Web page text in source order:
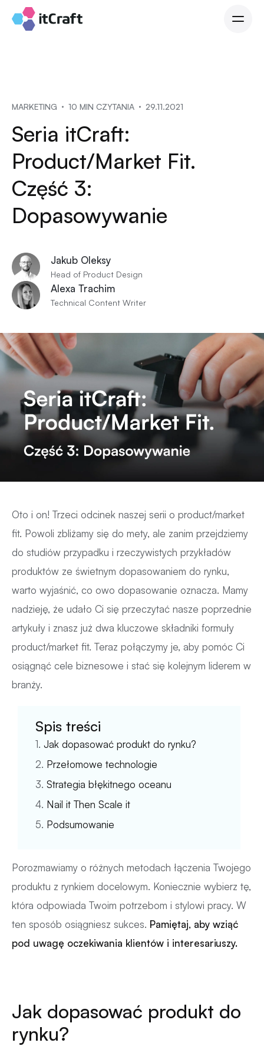
MARKETING 10 MIN CZYTANIA 29.11.2021
Seria itCraft:
Product/Market Fit.
Część 3:
Dopasowywanie
Jakub Oleksy
Head of Product Design
Alexa Trachim
Technical Content Writer
Oto i on! Trzeci odcinek naszej serii o product/market
fit. Powoli zbliżamy się do mety, ale zanim przejdziemy
do studiów przypadku i rzeczywistych przykładów
produktów ze świetnym dopasowaniem do rynku,
warto wyjaśnić, co owo dopasowanie oznacza. Mamy
nadzieję, że udało Ci się przeczytać nasze poprzednie
artykuły i znasz już dwa kluczowe składniki formuły
product/market fit. Teraz połączymy je, aby pomóc Ci
osiągnąć cele biznesowe i stać się kolejnym liderem w
branży.
Spis treści
1. Jak dopasować produkt do rynku?
2. Przełomowe technologie
3. Strategia błękitnego oceanu
4. Nail it Then Scale it
5. Podsumowanie
Porozmawiamy o różnych metodach łączenia Twojego
produktu z rynkiem docelowym. Koniecznie wybierz tę,
która odpowiada Twoim potrzebom i stylowi pracy. W
ten sposób osiągniesz sukces. Pamiętaj, aby wziąć
pod uwagę oczekiwania klientów i interesariuszy.
Jak dopasować produkt do
rynku?